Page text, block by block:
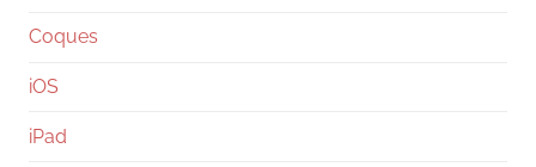
Coques
iOS
iPad